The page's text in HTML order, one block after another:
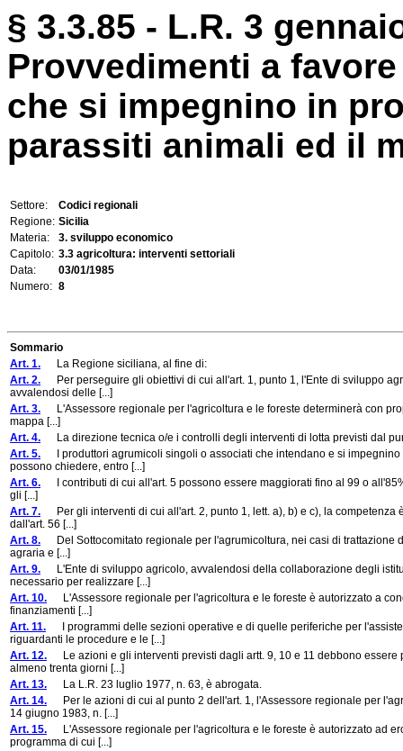
§ 3.3.85 - L.R. 3
Provvedimenti a
che si impegnino in
parassiti animali ed il
Settore:
Codici regionali
Regione: Sicilia
Materia:
3. sviluppo economico
Capitolo: 3.3 agricoltura: interventi settoriali
Data:
03/01/1985
Numero: 8
Sommario
Art. 1. La Regione siciliana, al fine di:
Art. 2. Per perseguire gli obiettivi di cui all'art. 1, punto 1, l'Ente di sviluppo
avvalendosi delle [...]
Art. 3. L'Assessore regionale per l'agricoltura e le foreste determinerà con
mappa [...]
Art. 4. La direzione tecnica o/e i controlli degli interventi di lotta previsti dal
Art. 5. I produttori agrumicoli singoli o associati che intendano e si
possono chiedere, entro [...]
Art. 6. I contributi di cui all'art. 5 possono essere maggiorati fino al 99 o
gli [...]
Art. 7. Per gli interventi di cui all'art. 2, punto 1, lett. a), b) e c), la
dall'art. 56 [...]
Art. 8. Del Sottocomitato regionale per l'agrumicoltura, nei casi di trattazione
agraria e [...]
Art. 9. L'Ente di sviluppo agricolo, avvalendosi della collaborazione degli
necessario per realizzare [...]
Art. 10. L'Assessore regionale per l'agricoltura e le foreste è autorizzato a
finanziamenti [...]
Art. 11. I programmi delle sezioni operative e di quelle periferiche per
riguardanti le procedure e le [...]
Art. 12. Le azioni e gli interventi previsti dagli artt. 9, 10 e 11 debbono essere
almeno trenta giorni [...]
Art. 13. La L.R. 23 luglio 1977, n. 63, è abrogata.
Art. 14. Per le azioni di cui al punto 2 dell'art. 1, l'Assessore regionale per
14 giugno 1983, n. [...]
Art. 15. L'Assessore regionale per l'agricoltura e le foreste è autorizzato ad
programma di cui [...]